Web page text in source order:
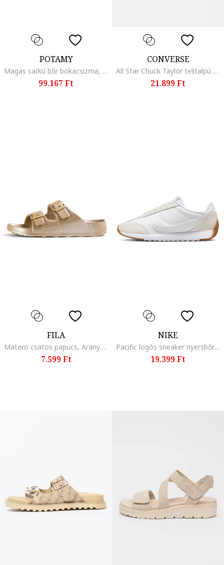
POTAMY
Magas sarkú bőr bokacsizma, Piros
99.167 Ft
CONVERSE
All Star Chuck Taylor telitalpú nyersbőr szandál, Sötétbézs
21.899 Ft
FILA
Matero csatos papucs, Aranyszín
7.599 Ft
NIKE
Pacific logós sneaker nyersbőr betétekkel, Fehér/Krémszín
19.399 Ft